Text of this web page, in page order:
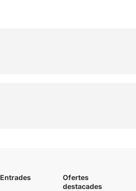
Entrades
Ofertes
destacades